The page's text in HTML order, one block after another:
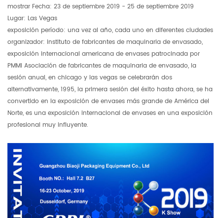
mostrar Fecha: 23 de septiembre 2019 - 25 de septiembre 2019
Lugar: Las Vegas
exposición período: una vez al año, cada uno en diferentes ciudades
organizador: instituto de fabricantes de maquinaria de envasado,
exposición internacional americana de envases patrocinada por
PMMI Asociación de fabricantes de maquinaria de envasado, la
sesión anual, en chicago y las vegas se celebrarán dos
alternativamente, 1995, la primera sesión del éxito hasta ahora, se ha
convertido en la exposición de envases más grande de América del
Norte, es una exposición internacional de envases en una exposición
profesional muy influyente.